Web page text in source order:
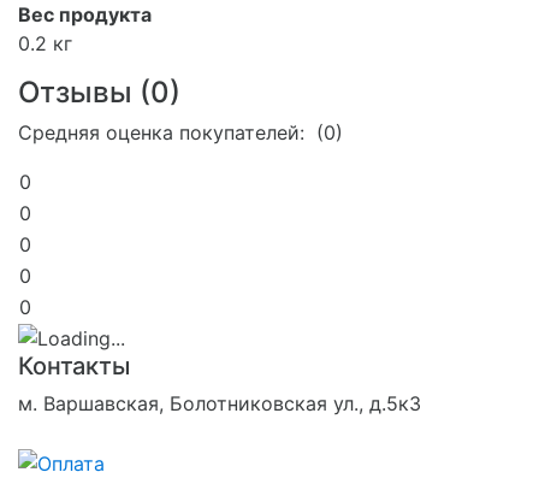
Вес продукта
0.2 кг
Отзывы (0)
Средняя оценка покупателей: (0)
0
0
0
0
0
Контакты
м. Варшавская, Болотниковская ул., д.5к3